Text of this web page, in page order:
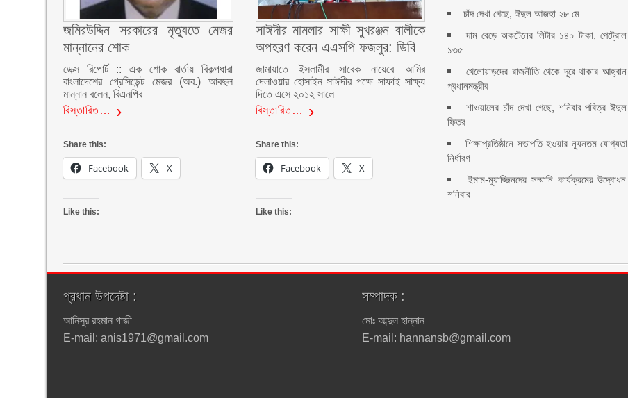
জমিরউদ্দিন সরকারের মৃত্যুতে মেজর
মান্নানের শোক
ডেক্স রিপোর্ট :: এক শোক বার্তায় বিকল্পধারা
বাংলাদেশের প্রেসিডেন্ট মেজর (অব.) আবদুল
মান্নান বলেন, বিএনপির
বিস্তারিত…
Share this:
Facebook X
Like this:
সাঈদীর মামলার সাক্ষী সুখরঞ্জন বালীকে
অপহরণ করেন এএসপি ফজলুর: ডিবি
জামায়াতে ইসলামীর সাবেক নায়েবে আমির
দেলাওয়ার হোসাইন সাঈদীর পক্ষে সাফাই সাক্ষ্য
দিতে এসে ২০১২ সালে
বিস্তারিত…
Share this:
Facebook X
Like this:
চাঁদ দেখা গেছে, ঈদুল আজহা ২৮ মে
দাম বেড়ে অকটেনের লিটার ১৪০ টাকা, পেট্রোল
১৩৫
খেলোয়াড়দের রাজনীতি থেকে দূরে থাকার আহ্বান
প্রধানমন্ত্রীর
শাওয়ালের চাঁদ দেখা গেছে, শনিবার পবিত্র ঈদুল
ফিতর
শিক্ষাপ্রতিষ্ঠানে সভাপতি হওয়ার ন্যূনতম যোগ্যতা
নির্ধারণ
ইমাম-মুয়াজ্জিনদের সম্মানি কার্যক্রমের উদ্বোধন
শনিবার
প্রধান উপদেষ্টা :
আনিসুর রহমান গাজী
E-mail: anis1971@gmail.com
সম্পাদক :
মোঃ আব্দুল হান্নান
E-mail: hannansb@gmail.com